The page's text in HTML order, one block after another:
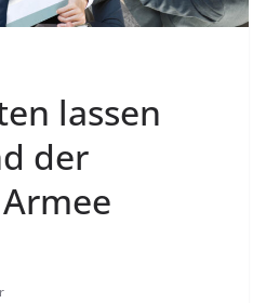
lassen
der